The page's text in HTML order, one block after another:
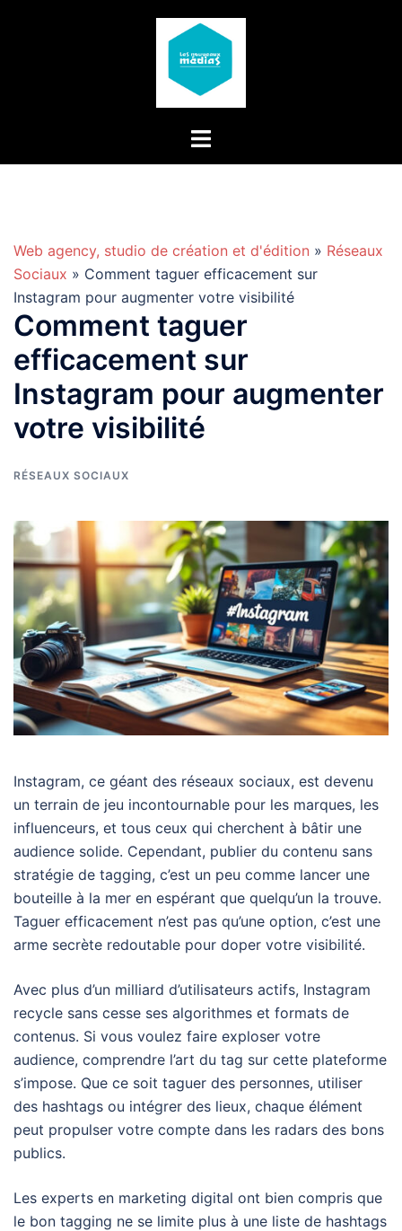
Web agency, studio de création et d'édition » Réseaux
Sociaux » Comment taguer efficacement sur
Instagram pour augmenter votre visibilité
Comment taguer
efficacement sur
Instagram pour augmenter
votre visibilité
RÉSEAUX SOCIAUX
Instagram, ce géant des réseaux sociaux, est devenu
un terrain de jeu incontournable pour les marques, les
influenceurs, et tous ceux qui cherchent à bâtir une
audience solide. Cependant, publier du contenu sans
stratégie de tagging, c’est un peu comme lancer une
bouteille à la mer en espérant que quelqu’un la trouve.
Taguer efficacement n’est pas qu’une option, c’est une
arme secrète redoutable pour doper votre visibilité.
Avec plus d’un milliard d’utilisateurs actifs, Instagram
recycle sans cesse ses algorithmes et formats de
contenus. Si vous voulez faire exploser votre
audience, comprendre l’art du tag sur cette plateforme
s’impose. Que ce soit taguer des personnes, utiliser
des hashtags ou intégrer des lieux, chaque élément
peut propulser votre compte dans les radars des bons
publics.
Les experts en marketing digital ont bien compris que
le bon tagging ne se limite plus à une liste de hashtags